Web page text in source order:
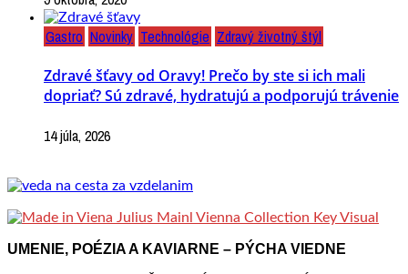
Gastro Novinky Technológie Zdravý životný štýl
Zdravé šťavy od Oravy! Prečo by ste si ich mali
dopriať? Sú zdravé, hydratujú a podporujú trávenie
14 júla, 2026
UMENIE, POÉZIA A KAVIARNE – PÝCHA VIEDNE